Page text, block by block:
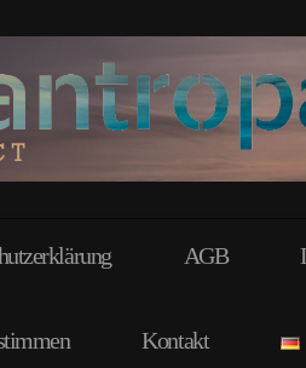
AGB
Kontakt